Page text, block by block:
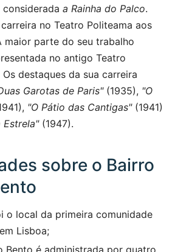
a Rainha do Palco.
no Teatro Politeama aos
maior parte do seu trabalho
no antigo Teatro
destaques da sua carreira
Garotas de Paris"(1935), "O
"O Pátio das Cantigas"(1941)
Estrela"(1947).
sobre o Bairro
o local da primeira comunidade
Lisboa;